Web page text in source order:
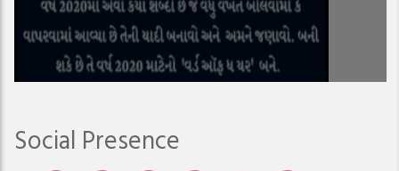
Social Presence